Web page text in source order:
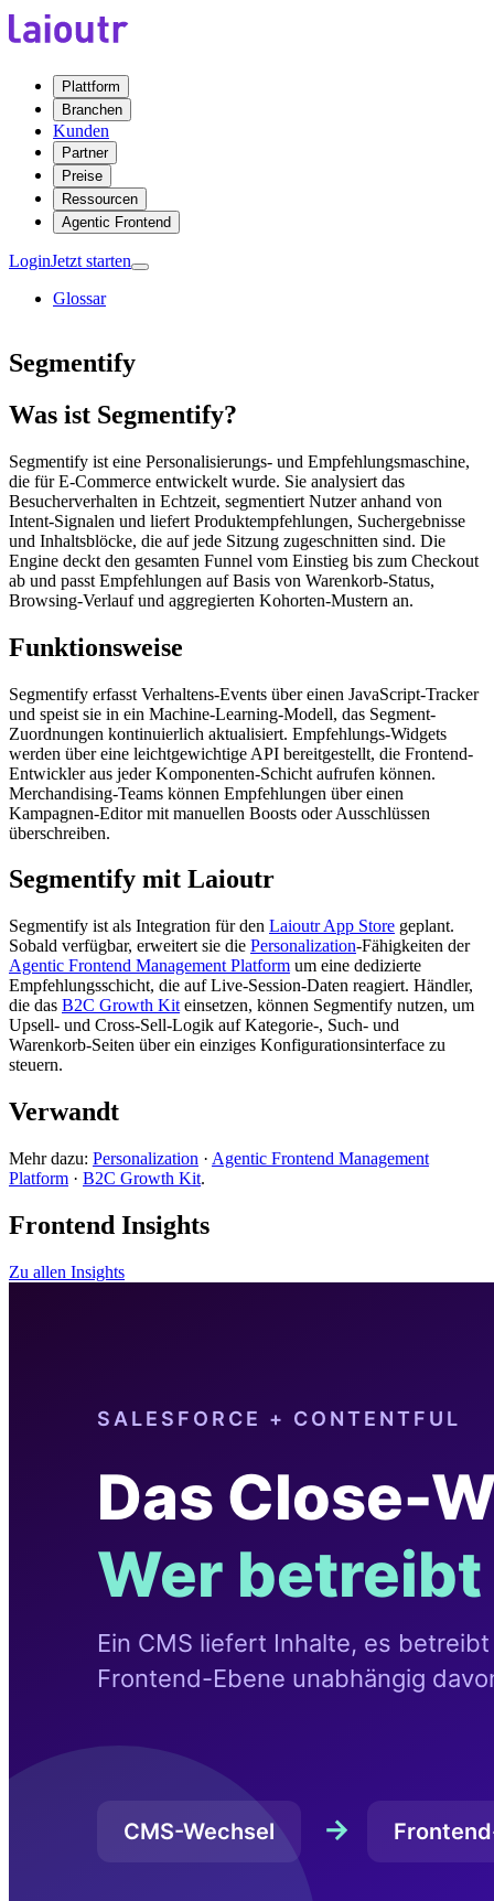
Plattform
Branchen
Kunden
Partner
Preise
Ressourcen
Agentic Frontend
LoginJetzt starten
Glossar
Segmentify
Was ist Segmentify?
Segmentify ist eine Personalisierungs- und Empfehlungsmaschine,
die für E-Commerce entwickelt wurde. Sie analysiert das
Besucherverhalten in Echtzeit, segmentiert Nutzer anhand von
Intent-Signalen und liefert Produktempfehlungen, Suchergebnisse
und Inhaltsblöcke, die auf jede Sitzung zugeschnitten sind. Die
Engine deckt den gesamten Funnel vom Einstieg bis zum Checkout
ab und passt Empfehlungen auf Basis von Warenkorb-Status,
Browsing-Verlauf und aggregierten Kohorten-Mustern an.
Funktionsweise
Segmentify erfasst Verhaltens-Events über einen JavaScript-Tracker
und speist sie in ein Machine-Learning-Modell, das Segment-
Zuordnungen kontinuierlich aktualisiert. Empfehlungs-Widgets
werden über eine leichtgewichtige API bereitgestellt, die Frontend-
Entwickler aus jeder Komponenten-Schicht aufrufen können.
Merchandising-Teams können Empfehlungen über einen
Kampagnen-Editor mit manuellen Boosts oder Ausschlüssen
überschreiben.
Segmentify mit Laioutr
Segmentify ist als Integration für den Laioutr App Store geplant.
Sobald verfügbar, erweitert sie die Personalization-Fähigkeiten der
Agentic Frontend Management Platform um eine dedizierte
Empfehlungsschicht, die auf Live-Session-Daten reagiert. Händler,
die das B2C Growth Kit einsetzen, können Segmentify nutzen, um
Upsell- und Cross-Sell-Logik auf Kategorie-, Such- und
Warenkorb-Seiten über ein einziges Konfigurationsinterface zu
steuern.
Verwandt
Mehr dazu: Personalization · Agentic Frontend Management
Platform · B2C Growth Kit.
Frontend Insights
Zu allen Insights